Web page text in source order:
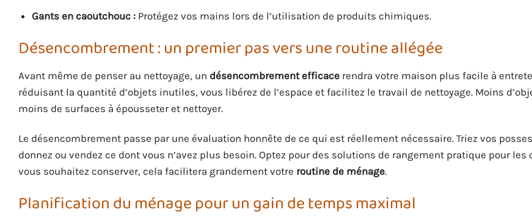
Gants en caoutchouc : Protégez vos mains lors de l’utilisation de produits chimiques.
Désencombrement : un premier pas vers une routine allégée
Avant même de penser au nettoyage, un désencombrement efficace rendra votre maison plus facile à
réduisant la quantité d’objets inutiles, vous libérez de l’espace et facilitez le travail de nettoyage. Moins
moins de surfaces à épousseter et nettoyer.
Le désencombrement passe par une évaluation honnête de ce qui est réellement nécessaire. Triez vos
donnez ou vendez ce dont vous n’avez plus besoin. Optez pour des solutions de rangement pratique pour les
vous souhaitez conserver, cela facilitera grandement votre routine de ménage.
Planification du ménage pour un gain de temps maximal